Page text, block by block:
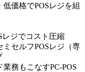
価格でPOSレジを組
レジでコスト圧縮
ミセルフPOSレジ（専
務もこなすPC-POS